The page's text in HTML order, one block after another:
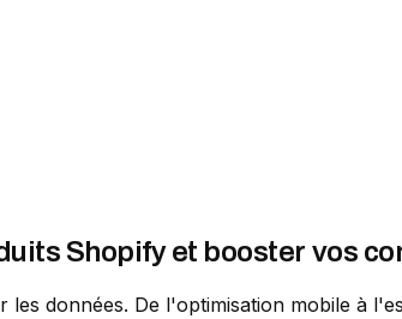
Shopify et booster vos
données. De l'optimisation mobile à